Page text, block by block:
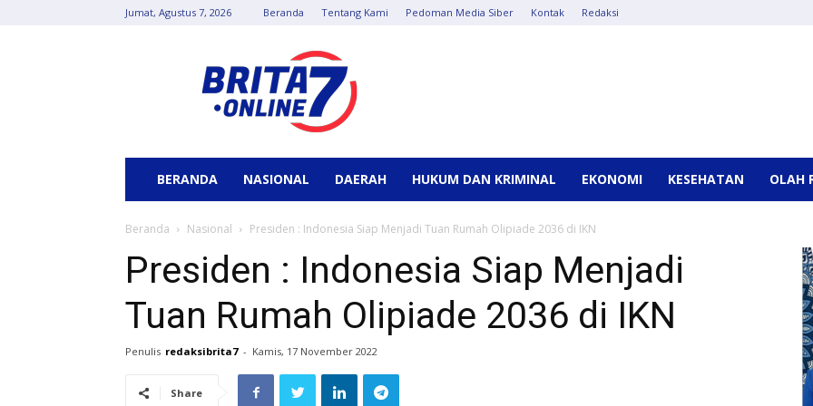
Jumat, Agustus 7, 2026 Beranda Tentang Kami Pedoman Media Siber Kontak Redaksi
Online
BERANDA NASIONAL DAERAH HUKUM DAN KRIMINAL EKONOMI KESEHATAN OLAH
Beranda Nasional Presiden : Indonesia Siap Menjadi Tuan Rumah Olipiade 2036 di IKN
Presiden : Indonesia Siap Menjadi
Tuan Rumah Olipiade 2036 di IKN
Penulis redaksibrita7 - Kamis, 17 November 2022
Share